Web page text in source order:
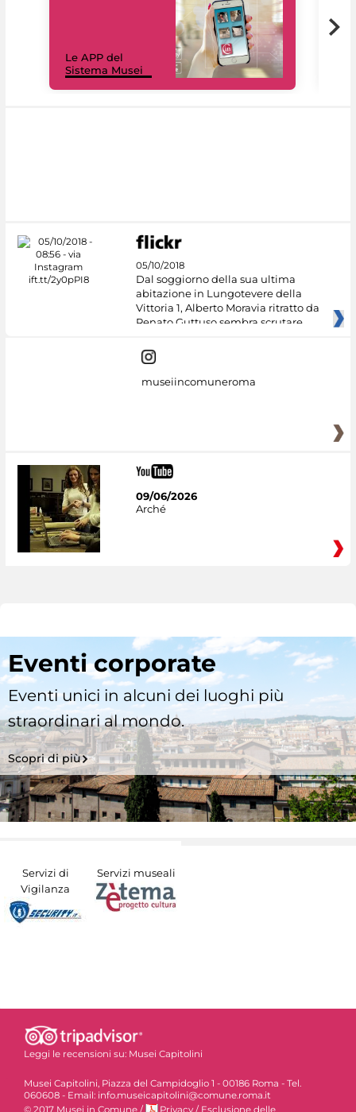
Le APP del
Sistema Musei
05/10/2018
Dal soggiorno della sua ultima
abitazione in Lungotevere della
Vittoria 1, Alberto Moravia ritratto da
Renato Guttuso sembra scrutare
museiincomuneroma
09/06/2026
Arché
Eventi corporate
Eventi unici in alcuni dei luoghi più
straordinari al mondo.
Scopri di più
Servizi di
Vigilanza
Servizi museali
Leggi le recensioni su: Musei Capitolini
Musei Capitolini, Piazza del Campidoglio 1 - 00186 Roma - Tel.
060608 - Email: info.museicapitolini@comune.roma.it